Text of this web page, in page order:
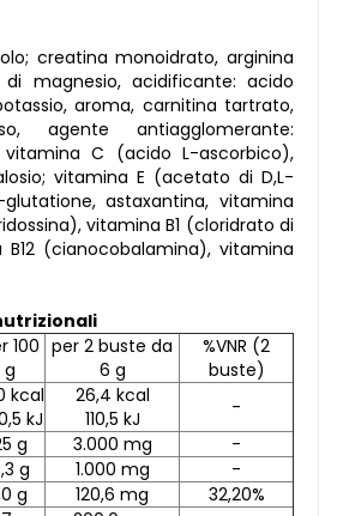
creatina monoidrato, arginina
magnesio, acidificante: acido
aroma, carnitina tartrato,
agente antiagglomerante:
vitamina C (acido L-ascorbico),
vitamina E (acetato di D,L-
astaxantina, vitamina
vitamina B1 (cloridrato di
(cianocobalamina), vitamina
100
g
per 2 buste da
6 g
%VNR (2
buste)
kcal
kJ
26,4 kcal
110,5 kJ
-
g 3.000 mg
-
g 1.000 mg
-
g 120,6 mg
32,20%